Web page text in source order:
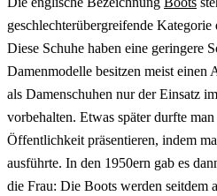
geschlechterübergreifende Kategorie
Diese Schuhe haben eine geringere
Damenmodelle besitzen meist einen
als Damenschuhen nur der Einsatz
vorbehalten. Etwas später durfte
Öffentlichkeit präsentieren, indem
ausführte. In den 1950ern gab es
die Frau: Die Boots werden seitdem